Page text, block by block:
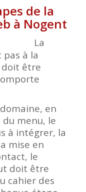
de la
à Nogent
La
pas à la
doit être
en
du menu, le
à intégrer, la
mise en
le
doit être
cahier des